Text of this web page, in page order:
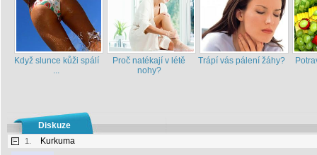
Když slunce kůži spálí
...
Proč natékají v létě
nohy?
Trápí vás pálení žáhy?
Diskuze
1. Kurkuma